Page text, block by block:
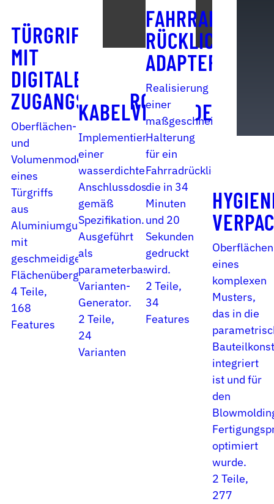
TÜRGRIFF
MIT
DIGITALER
ZUGANGSKONTROLLE
Oberflächen-
und
Volumenmodellierung
eines
Türgriffs
aus
Aluminiumguss
mit
geschmeidigen
Flächenübergängen.
4 Teile,
168
Features
KABELVERBINDER
Implementierung
einer
wasserdichten
Anschlussdose
gemäß
Spezifikation.
Ausgeführt
als
parameterbasierter
Varianten-
Generator.
2 Teile,
24
Varianten
FAHRRAD-­
RÜCKLICHT­­
ADAPTER
Realisierung
einer
maßgeschneiderten
Halterung
für ein
Fahrradrücklicht,
die in 34
Minuten
und 20
Sekunden
gedruckt
wird.
2 Teile,
34
Features
eines
komplexen
Musters,
das in die
integriert
ist und für
den
optimiert
wurde.
2 Teile,
277